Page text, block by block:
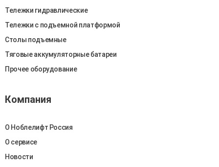
Тележки гидравлические
Тележки с подъемной платформой
Столы подъемные
Тяговые аккумуляторные батареи
Прочее оборудование
Компания
О Ноблелифт Россия
О сервисе
Новости